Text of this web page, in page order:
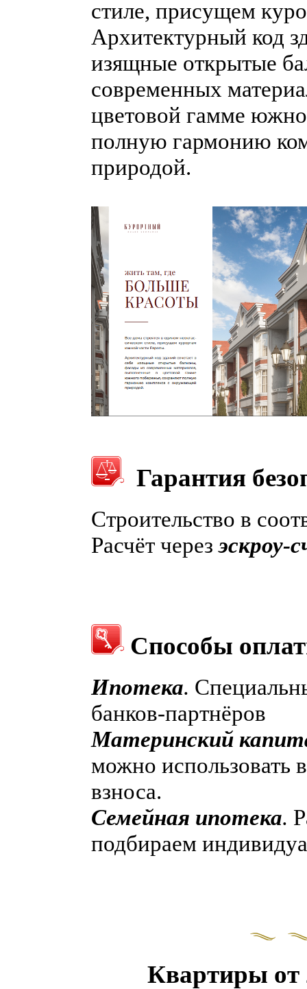
стиле, присущем
Архитектурный код
изящные открытые
современных
цветовой гамме
полную гармонию
природой.
Гарантия
Строительство в
Расчёт черезэскроу-
Способы
Ипотека.
банков-партнёров
Материнский
можно использовать
взноса.
Семейная ипотека.
подбираем
Квартиры от